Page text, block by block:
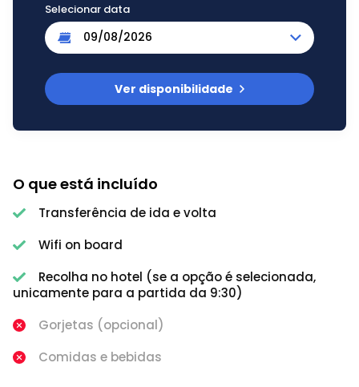
Selecionar data
Ver disponibilidade
O que está incluído
Transferência de ida e volta
Wifi on board
Recolha no hotel (se a opção é selecionada,
unicamente para a partida da 9:30)
Gorjetas (opcional)
Comidas e bebidas